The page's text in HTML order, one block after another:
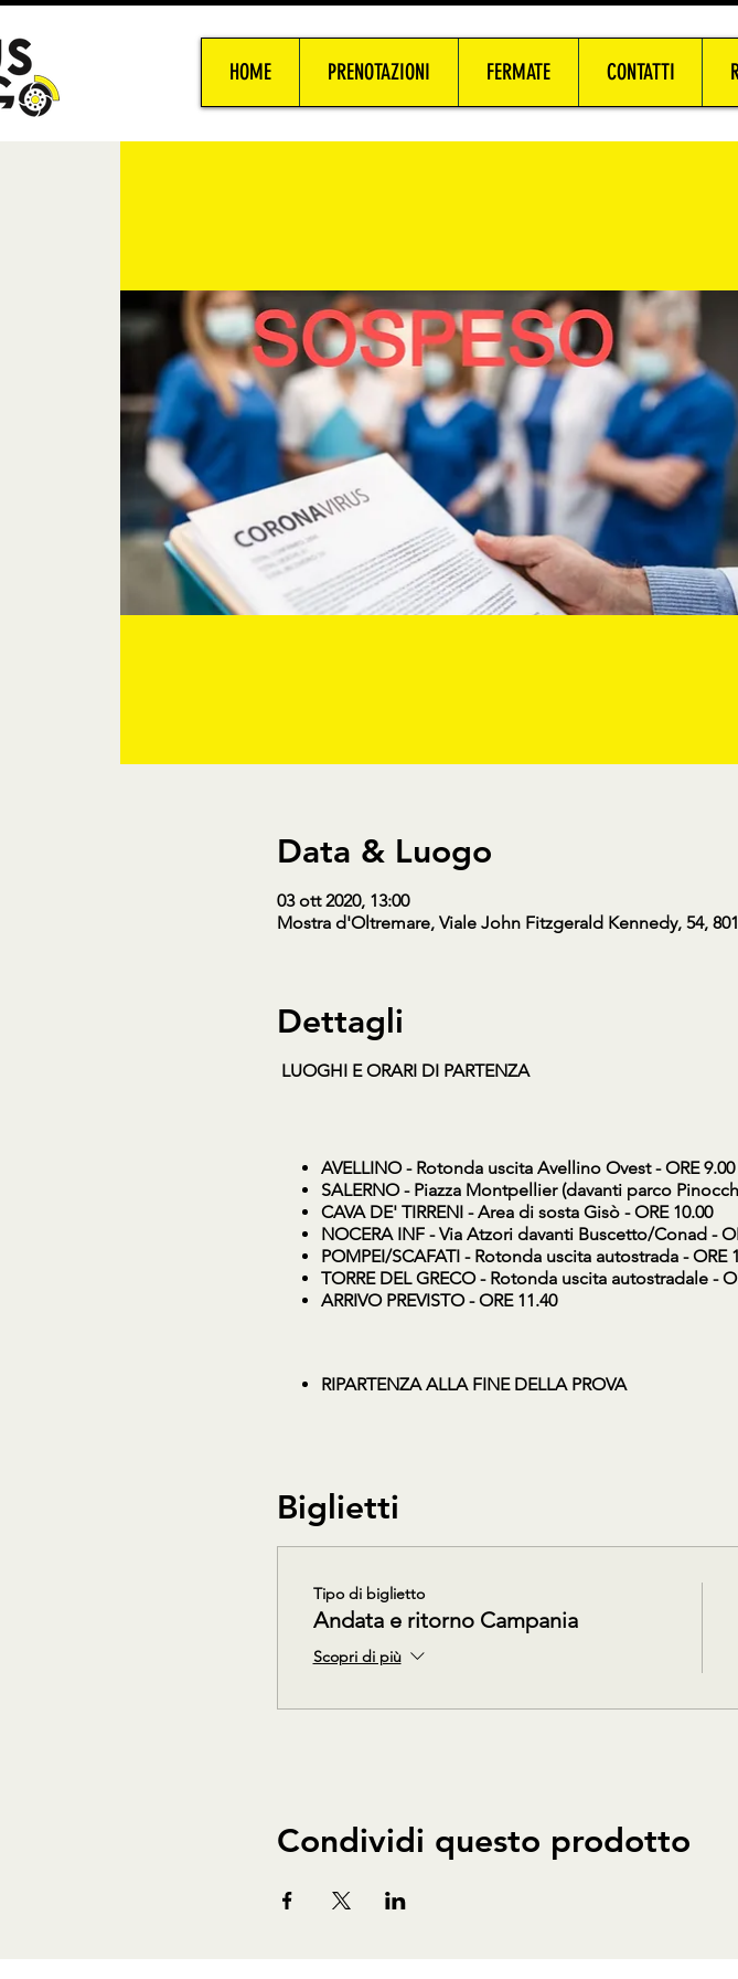
HOME PRENOTAZIONI FERMATE CONTATTI
Data & Luogo
03 ott 2020, 13:00
Mostra d'Oltremare, Viale John Fitzgerald Kennedy, 54,
Dettagli
LUOGHI E ORARI DI PARTENZA
AVELLINO- Rotonda uscita Avellino Ovest - ORE 9.00
SALERNO- Piazza Montpellier (davanti parco
CAVA DE' TIRRENI- Area di sosta Gisò - ORE 10.00
NOCERA INF- Via Atzori davanti Buscetto/Conad -
POMPEI/SCAFATI- Rotonda uscita autostrada - ORE
TORRE DEL GRECO- Rotonda uscita autostradale -
ARRIVO PREVISTO - ORE 11.40
RIPARTENZA ALLA FINE DELLA PROVA
Biglietti
Tipo di biglietto
Andata e ritorno Campania
Scopri di più
Condividi questo prodotto